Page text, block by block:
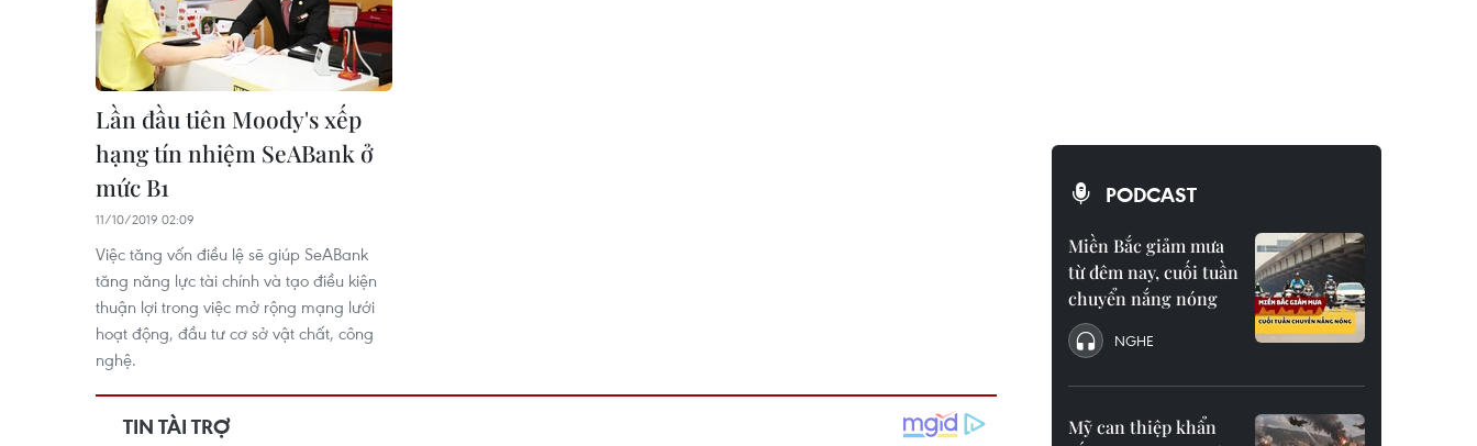
Lần đầu tiên Moody's xếp
hạng tín nhiệm SeABank ở
mức B1
11/10/2019 02:09
Việc tăng vốn điều lệ sẽ giúp SeABank
tăng năng lực tài chính và tạo điều kiện
thuận lợi trong việc mở rộng mạng lưới
hoạt động, đầu tư cơ sở vật chất, công
nghệ.
PODCAST
Miền Bắc giảm mưa
từ đêm nay, cuối tuần
chuyển nắng nóng
NGHE
Mỹ can thiệp khẩn